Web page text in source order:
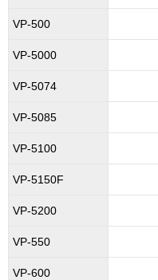
VP-500
VP-5000
VP-5074
VP-5085
VP-5100
VP-5150F
VP-5200
VP-550
VP-600